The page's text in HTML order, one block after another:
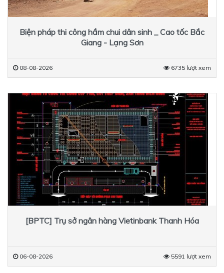
Biện pháp thi công hầm chui dân sinh _ Cao tốc Bắc
Giang - Lạng Sơn
08-08-2026 6735 lượt xem
[BPTC] Trụ sở ngân hàng Vietinbank Thanh Hóa
06-08-2026 5591 lượt xem